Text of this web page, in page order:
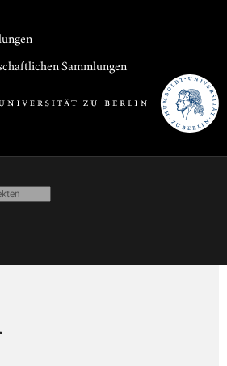
Sammlungen